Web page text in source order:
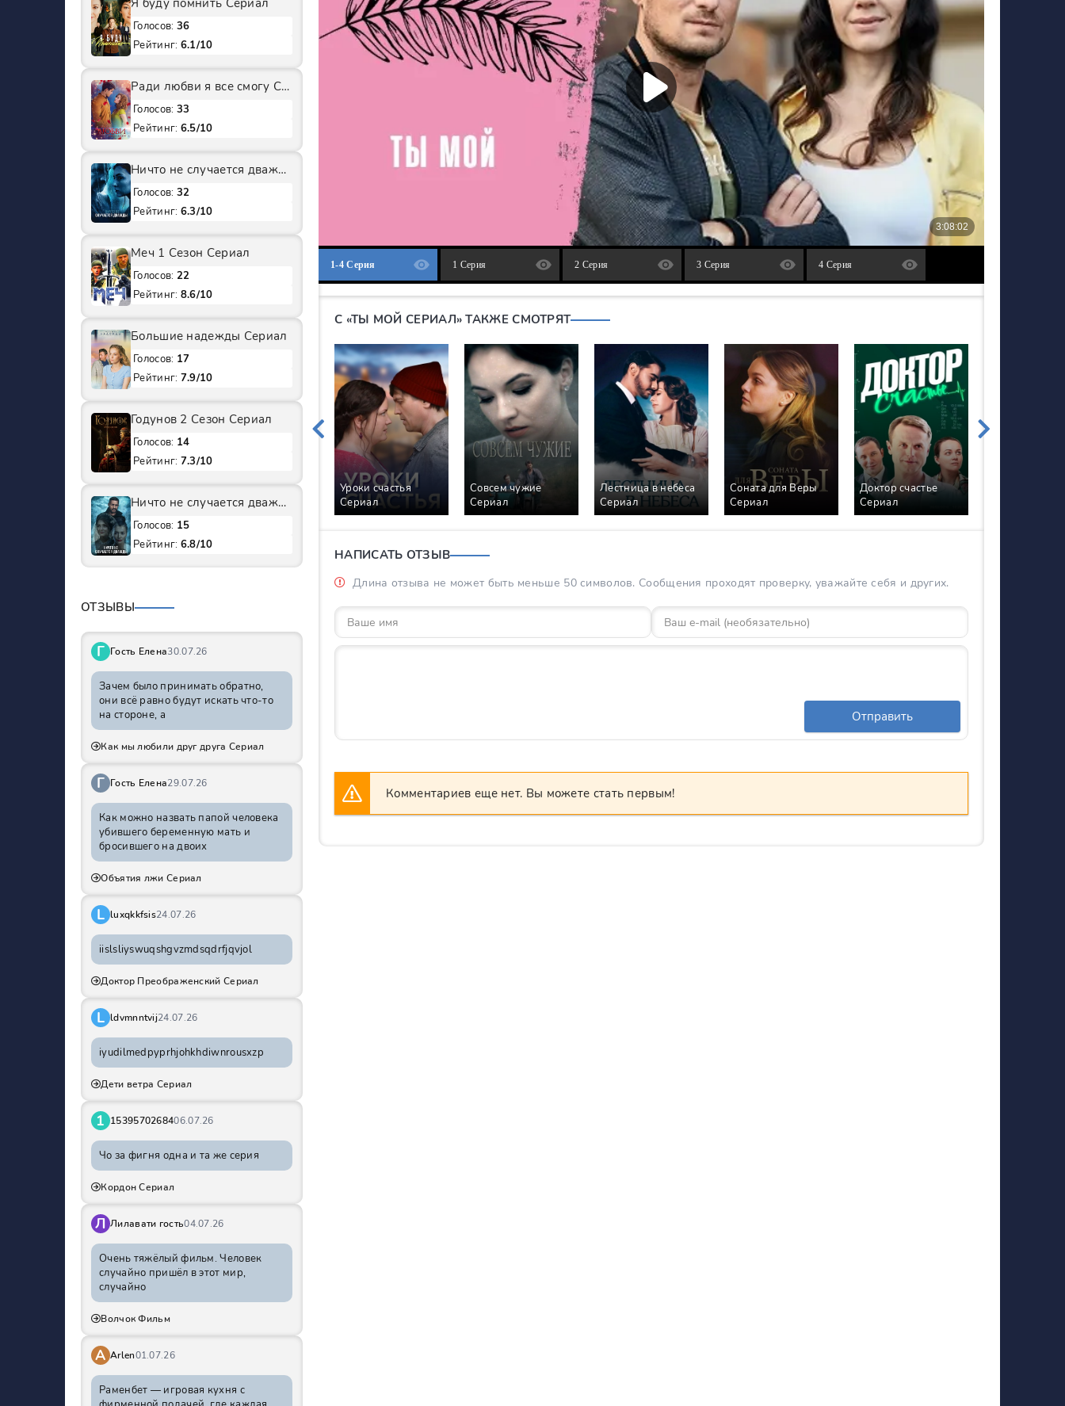
1-4 Серия 1 Серия 2 Серия 3 Серия 4 Серия
С «ТЫ МОЙ СЕРИАЛ» ТАКЖЕ СМОТРЯТ
Уроки счастья
Сериал
Совсем чужие
Сериал
Лестница в небеса
Сериал
Соната для Веры
Сериал
Доктор счастье
Сериал
НАПИСАТЬ ОТЗЫВ
Длина отзыва не может быть меньше 50 символов. Сообщения проходят проверку, уважайте себя и других.
Отправить
Комментариев еще нет. Вы можете стать первым!
Я буду помнить Сериал
Голосов: 36
Рейтинг: 6.1/10
Ради любви я все смогу Сериал
Голосов: 33
Рейтинг: 6.5/10
Ничто не случается дважды 2 Сезон Сериал
Голосов: 32
Рейтинг: 6.3/10
Меч 1 Сезон Сериал
Голосов: 22
Рейтинг: 8.6/10
Большие надежды Сериал
Голосов: 17
Рейтинг: 7.9/10
Годунов 2 Сезон Сериал
Голосов: 14
Рейтинг: 7.3/10
Ничто не случается дважды 1 Сезон Сериал
Голосов: 15
Рейтинг: 6.8/10
ОТЗЫВЫ
Г Гость Елена30.07.26
Зачем было принимать обратно,
они всё равно будут искать что-то
на стороне, а
Как мы любили друг друга Сериал
Г Гость Елена29.07.26
Как можно назвать папой человека
убившего беременную мать и
бросившего на двоих
Объятия лжи Сериал
L luxqkkfsis24.07.26
iislsliyswuqshgvzmdsqdrfjqvjol
Доктор Преображенский Сериал
L ldvmnntvij24.07.26
iyudilmedpyprhjohkhdiwnrousxzp
Дети ветра Сериал
1 1539570268406.07.26
Чо за фигня одна и та же серия
Кордон Сериал
Л Лилавати гость04.07.26
Очень тяжёлый фильм. Человек
случайно пришёл в этот мир,
случайно
Волчок Фильм
A Arlen01.07.26
Раменбет — игровая кухня с